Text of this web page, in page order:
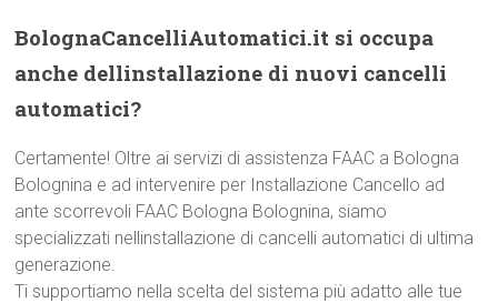
BolognaCancelliAutomatici.it si occupa
anche dellinstallazione di nuovi cancelli
automatici?
Certamente! Oltre ai servizi di assistenza FAAC a Bologna
Bolognina e ad intervenire per Installazione Cancello ad
ante scorrevoli FAAC Bologna Bolognina, siamo
specializzati nellinstallazione di cancelli automatici di ultima
generazione.
Ti supportiamo nella scelta del sistema più adatto alle tue